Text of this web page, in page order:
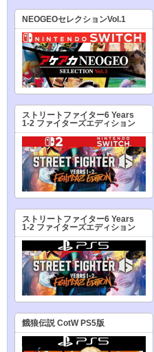
NEOGEOセレクションVol.1
ストリートファイター6 Years
1-2 ファイターズエディション
ストリートファイター6 Years
1-2 ファイターズエディション
餓狼伝説 CotW PS5版